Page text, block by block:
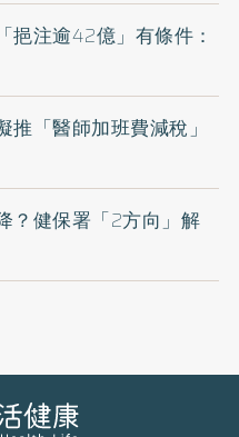
挹注逾42億」有條件：
「醫師加班費減稅」
？健保署「2方向」解